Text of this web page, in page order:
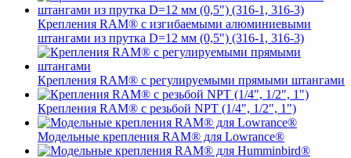
Крепления RAM® с изгибаемыми алюминиевыми
штангами из прутка D=12 мм (0,5") (316-1, 316-3)
Крепления RAM® c регулируемыми прямыми штангами
Крепления RAM® с резьбой NPT (1/4", 1/2", 1")
Модельные крепления RAM® для Lowrance®